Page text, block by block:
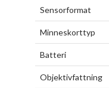
Sensorformat
Minneskorttyp
Batteri
Objektivfattning